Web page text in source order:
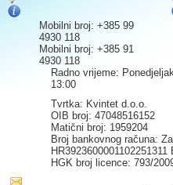
Mobilni broj: +385 99
4930 118
Mobilni broj: +385 91
4930 118
Radno vrijeme:
13:00
Tvrtka: Kvintet d.o.o.
OIB broj: 47048516152
Matični broj: 1959204
Broj bankovnog računa:
HGK broj licence: 793/